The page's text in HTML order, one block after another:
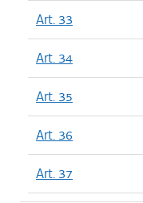
Art. 33
Art. 34
Art. 35
Art. 36
Art. 37